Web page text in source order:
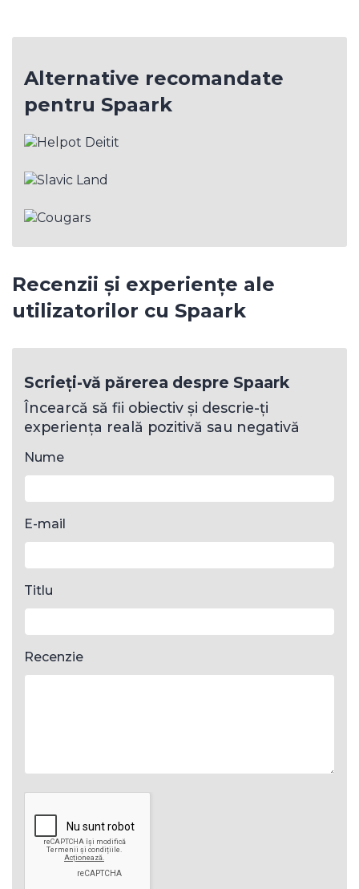
Alternative recomandate
pentru Spaark
Recenzii și experiențe ale
utilizatorilor cu Spaark
Scrieți-vă părerea despre Spaark
Încearcă să fii obiectiv și descrie-ți
experiența reală pozitivă sau negativă
Nume
E-mail
Titlu
Recenzie